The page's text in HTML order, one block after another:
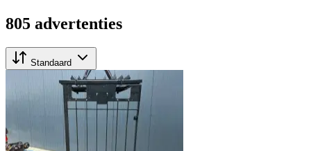
805 advertenties
Standaard